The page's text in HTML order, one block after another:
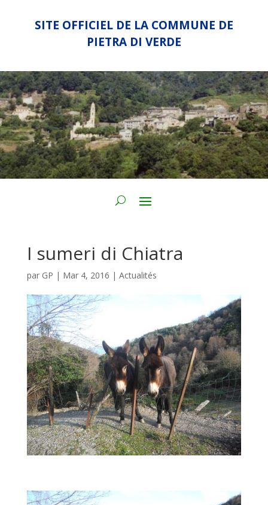
SITE OFFICIEL DE LA COMMUNE DE
PIETRA DI VERDE
I sumeri di Chiatra
par GP | Mar 4, 2016 | Actualités